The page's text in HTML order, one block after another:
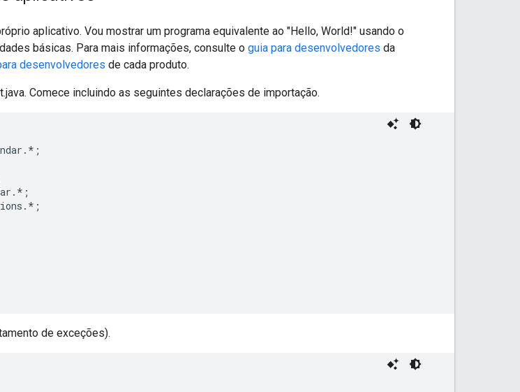
aplicativo. Vou mostrar um programa equivalente ao "Hello, World!" usando o
básicas. Para mais informações, consulte o guia para desenvolvedores da
desenvolvedores de cada produto.
Comece incluindo as seguintes declarações de importação.
de exceções).